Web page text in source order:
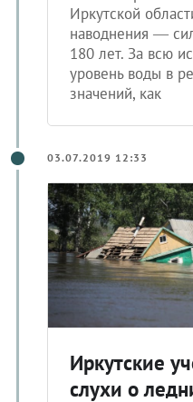
Иркутской
наводнения —
180 лет. За всю
уровень воды в
значений, как
03.07.2019 12:33
Иркутские
слухи о